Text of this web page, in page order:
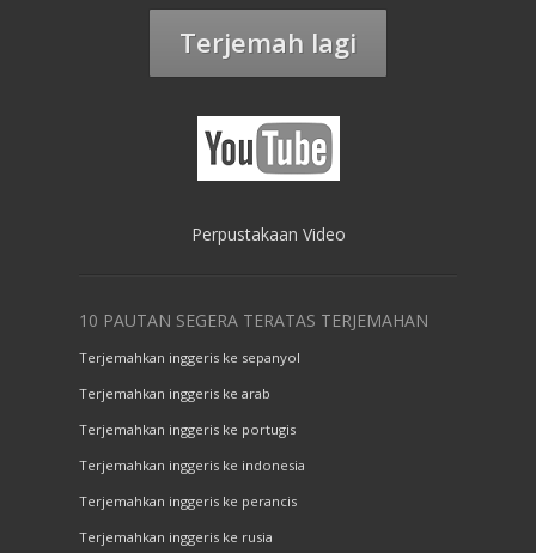
Terjemah lagi
Perpustakaan Video
10 PAUTAN SEGERA TERATAS TERJEMAHAN
Terjemahkan inggeris ke sepanyol
Terjemahkan inggeris ke arab
Terjemahkan inggeris ke portugis
Terjemahkan inggeris ke indonesia
Terjemahkan inggeris ke perancis
Terjemahkan inggeris ke rusia